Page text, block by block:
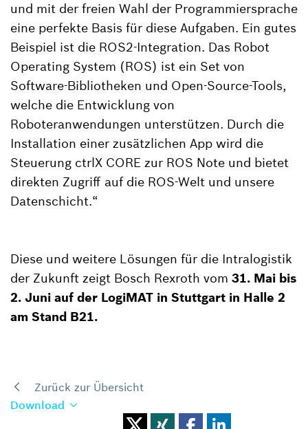
und mit der freien Wahl der Programmiersprache
eine perfekte Basis für diese Aufgaben. Ein gutes
Beispiel ist die ROS2-Integration. Das Robot
Operating System (ROS) ist ein Set von
Software-Bibliotheken und Open-Source-Tools,
welche die Entwicklung von
Roboteranwendungen unterstützen. Durch die
Installation einer zusätzlichen App wird die
Steuerung ctrlX CORE zur ROS Note und bietet
direkten Zugriff auf die ROS-Welt und unsere
Datenschicht.“
Diese und weitere Lösungen für die Intralogistik
der Zukunft zeigt Bosch Rexroth vom 31. Mai bis
2. Juni auf der LogiMAT in Stuttgart in Halle 2
am Stand B21.
Zurück zur Übersicht
Download